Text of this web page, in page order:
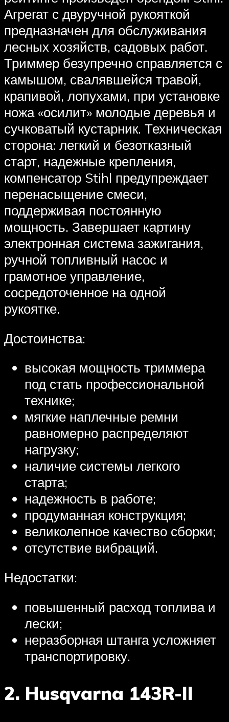
Агрегат с двуручной рукояткой
предназначен для обслуживания
лесных хозяйств, садовых работ.
Триммер безупречно справляется с
камышом, свалявшейся травой,
крапивой, лопухами, при установке
ножа «осилит» молодые деревья и
сучковатый кустарник. Техническая
сторона: легкий и безотказный
старт, надежные крепления,
компенсатор Stihl предупреждает
перенасыщение смеси,
поддерживая постоянную
мощность. Завершает картину
электронная система зажигания,
ручной топливный насос и
грамотное управление,
сосредоточенное на одной
рукоятке.
Достоинства:
высокая мощность триммера
под стать профессиональной
технике;
мягкие наплечные ремни
равномерно распределяют
нагрузку;
наличие системы легкого
старта;
надежность в работе;
продуманная конструкция;
великолепное качество сборки;
отсутствие вибраций.
Недостатки:
повышенный расход топлива и
лески;
неразборная штанга усложняет
транспортировку.
2. Husqvarna 143R-II